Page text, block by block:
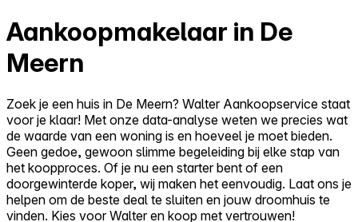
Aankoopmakelaar in De
Meern
Zoek je een huis in De Meern? Walter Aankoopservice staat
voor je klaar! Met onze data-analyse weten we precies wat
de waarde van een woning is en hoeveel je moet bieden.
Geen gedoe, gewoon slimme begeleiding bij elke stap van
het koopproces. Of je nu een starter bent of een
doorgewinterde koper, wij maken het eenvoudig. Laat ons je
helpen om de beste deal te sluiten en jouw droomhuis te
vinden. Kies voor Walter en koop met vertrouwen!